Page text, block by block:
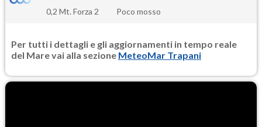
0,2 Mt. Forza 2
Poco mosso
Per tutti i dettagli e gli aggiornamenti in tempo reale
del Mare vai alla sezione MeteoMar Trapani